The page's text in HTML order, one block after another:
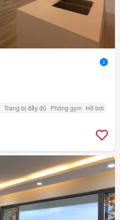
Trang bị đầy đủ Phòng gym Hồ bơi